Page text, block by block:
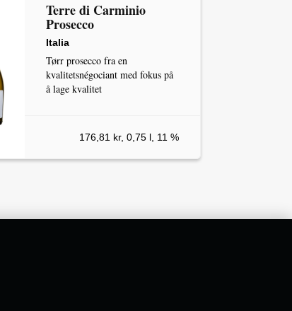
Terre di Carminio
Prosecco
Italia
Tørr prosecco fra en
kvalitetsnégociant med fokus på
å lage kvalitet
176,81 kr, 0,75 l, 11 %